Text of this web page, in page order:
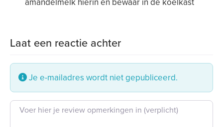
Laat een reactie achter
Je e-mailadres wordt niet gepubliceerd.
Beoordeling tekst